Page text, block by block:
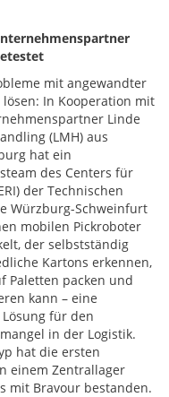
mit angewandter
lösen: In Kooperation mit
Linde
(LMH) aus
hat ein
des Centers für
der Technischen
Würzburg-Schweinfurt
mobilen Pickroboter
der selbstständig
Kartons erkennen,
Paletten packen und
kann – eine
für den
in der Logistik.
hat die ersten
einem Zentrallager
mit Bravour bestanden.